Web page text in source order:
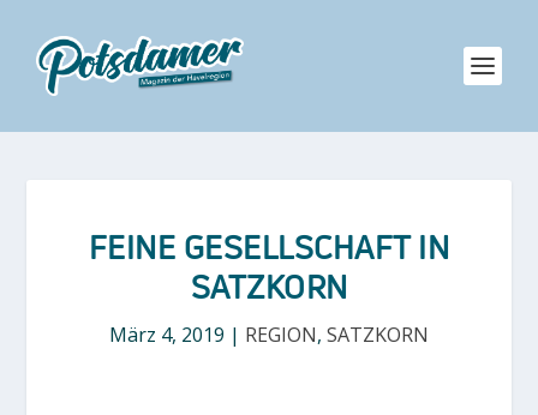
FEINE GESELLSCHAFT IN
SATZKORN
März 4, 2019 | REGION, SATZKORN